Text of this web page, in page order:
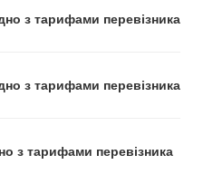
з тарифами перевізника
з тарифами перевізника
з тарифами перевізника